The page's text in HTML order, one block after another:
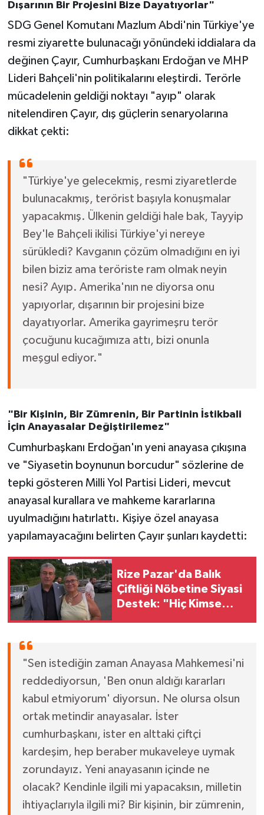
Dışarının Bir Projesini Bize Dayatıyorlar"
SDG Genel Komutanı Mazlum Abdi'nin Türkiye'ye
resmi ziyarette bulunacağı yönündeki iddialara da
değinen Çayır, Cumhurbaşkanı Erdoğan ve MHP
Lideri Bahçeli'nin politikalarını eleştirdi. Terörle
mücadelenin geldiği noktayı "ayıp" olarak
nitelendiren Çayır, dış güçlerin senaryolarına
dikkat çekti:
"Türkiye'ye gelecekmiş, resmi ziyaretlerde
bulunacakmış, terörist başıyla konuşmalar
yapacakmış. Ülkenin geldiği hale bak, Tayyip
Bey'le Bahçeli ikilisi Türkiye'yi nereye
sürükledi? Kavganın çözüm olmadığını en iyi
bilen biziz ama teröriste ram olmak neyin
nesi? Ayıp. Amerika'nın ne diyorsa onu
yapıyorlar, dışarının bir projesini bize
dayatıyorlar. Amerika gayrimeşru terör
çocuğunu kucağımıza attı, bizi onunla
meşgul ediyor."
"Bir Kişinin, Bir Zümrenin, Bir Partinin İstikbali
İçin Anayasalar Değiştirilemez"
Cumhurbaşkanı Erdoğan'ın yeni anayasa çıkışına
ve "Siyasetin boynunun borcudur" sözlerine de
tepki gösteren Milli Yol Partisi Lideri, mevcut
anayasal kurallara ve mahkeme kararlarına
uyulmadığını hatırlattı. Kişiye özel anayasa
yapılamayacağını belirten Çayır şunları kaydetti:
Rize Pazar'da Balık
Çiftliği Nöbetine Siyasi
Destek: "Hiç Kimse
"Sen istediğin zaman Anayasa Mahkemesi'ni
reddediyorsun, 'Ben onun aldığı kararları
kabul etmiyorum' diyorsun. Ne olursa olsun
ortak metindir anayasalar. İster
cumhurbaşkanı, ister en alttaki çiftçi
kardeşim, hep beraber mukaveleye uymak
zorundayız. Yeni anayasanın içinde ne
olacak? Kendinle ilgili mi yapacaksın, milletin
ihtiyaçlarıyla ilgili mi? Bir kişinin, bir zümrenin,